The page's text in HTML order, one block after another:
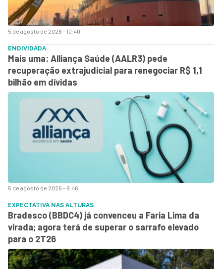
5 de agosto de 2026 - 10:40
5 de agosto de 2026 - 8:46
ENDIVIDADA
Mais uma: Alliança Saúde (AALR3) pede
recuperação extrajudicial para renegociar R$ 1,1
bilhão em dívidas
EXPECTATIVA NAS ALTURAS
Bradesco (BBDC4) já convenceu a Faria Lima da
virada; agora terá de superar o sarrafo elevado
para o 2T26